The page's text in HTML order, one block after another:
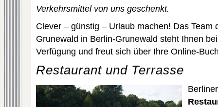
Verkehrsmittel von uns geschenkt.
Clever – günstig – Urlaub machen! Das Team
Grunewald in Berlin-Grunewald steht Ihnen
Verfügung und freut sich über Ihre Online-
Restaurant und Terrasse